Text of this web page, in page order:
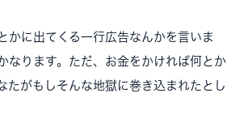
かに出てくる一行広告なんかを言いま
なります。ただ、お金をかければ何とか
たがもしそんな地獄に巻き込まれたとし